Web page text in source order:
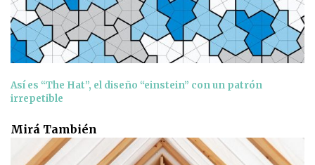
Así es “The Hat”, el diseño “einstein” con un patrón
irrepetible
Mirá También